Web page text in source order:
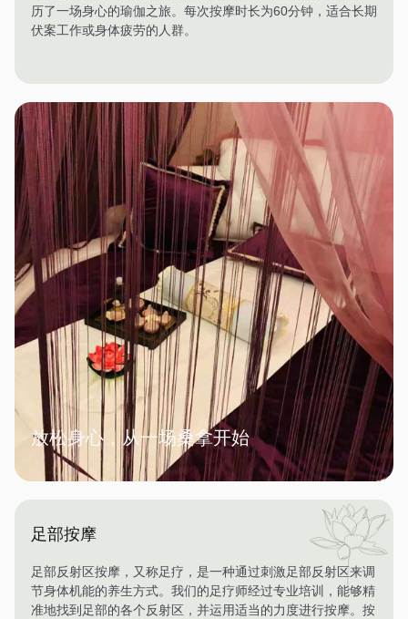
历了一场身心的瑜伽之旅。每次按摩时长为60分钟，适合长期
伏案工作或身体疲劳的人群。
放松身心，从一场桑拿开始
足部按摩
足部反射区按摩，又称足疗，是一种通过刺激足部反射区来调
节身体机能的养生方式。我们的足疗师经过专业培训，能够精
准地找到足部的各个反射区，并运用适当的力度进行按摩。按